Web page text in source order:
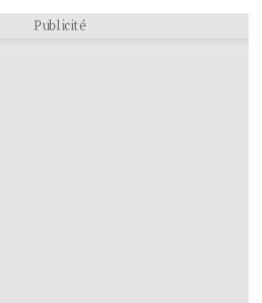
Publicité